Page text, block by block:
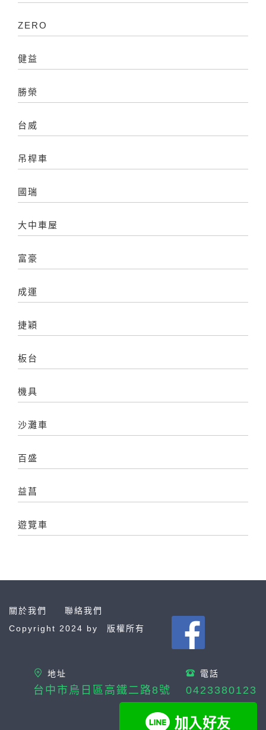
ZERO
健益
勝榮
台威
吊桿車
國瑞
大中車屋
富豪
成運
捷穎
板台
機具
沙灘車
百盛
益菖
遊覽車
關於我們
聯絡我們
Copyright 2024 by
版權所有
地址
台中市烏日區高鐵二路8號
電話
0423380123